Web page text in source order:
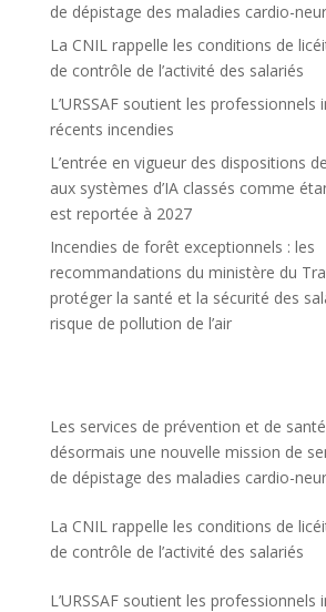
de dépistage des maladies cardio-
La CNIL rappelle les conditions de
de contrôle de l’activité des salariés
L’URSSAF soutient les professionnels
récents incendies
L’entrée en vigueur des dispositions
aux systèmes d’IA classés comme
est reportée à 2027
Incendies de forêt exceptionnels : les
recommandations du ministère du
protéger la santé et la sécurité des
risque de pollution de l’air
Les services de prévention et de
désormais une nouvelle mission de
de dépistage des maladies cardio-
La CNIL rappelle les conditions de
de contrôle de l’activité des salariés
L’URSSAF soutient les professionnels